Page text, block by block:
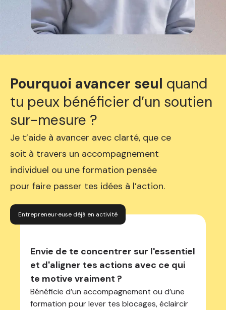
Pourquoi avancer seul quand
tu peux bénéficier d’un soutien
sur-mesure ?
Je t’aide à avancer avec clarté, que ce
soit à travers un accompagnement
individuel ou une formation pensée
pour faire passer tes idées à l’action.
Entrepreneur·euse déjà en activité
Envie de te concentrer sur l'essentiel
et d'aligner tes actions avec ce qui
te motive vraiment ?
Bénéficie d’un accompagnement ou d’une
formation pour lever tes blocages, éclaircir